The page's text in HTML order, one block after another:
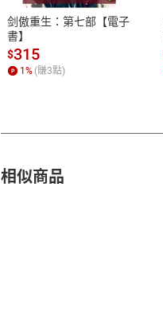
剑傲重生：第七部【電子
書】
$315
1 % (賺3點)
相似商品